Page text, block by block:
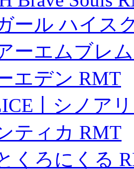
ール ハイス
ーエムブレ
エデン RMT
丨シノア
ティカ RMT
くろにくる